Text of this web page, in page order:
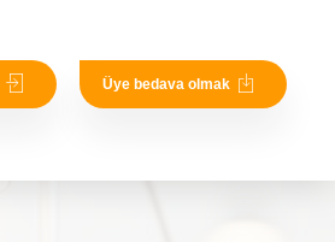
Üye bedava olmak